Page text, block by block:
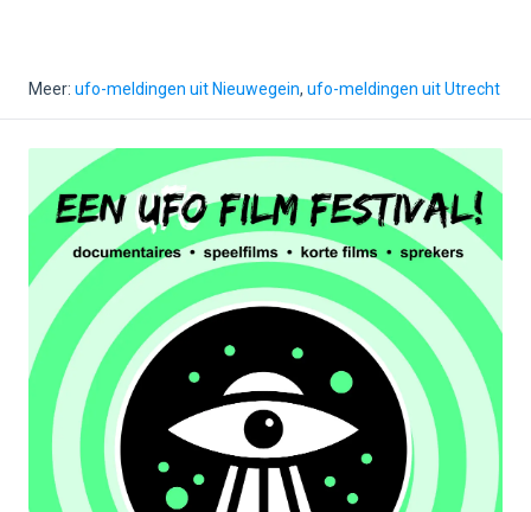
Meer: ufo-meldingen uit Nieuwegein, ufo-meldingen uit Utrecht